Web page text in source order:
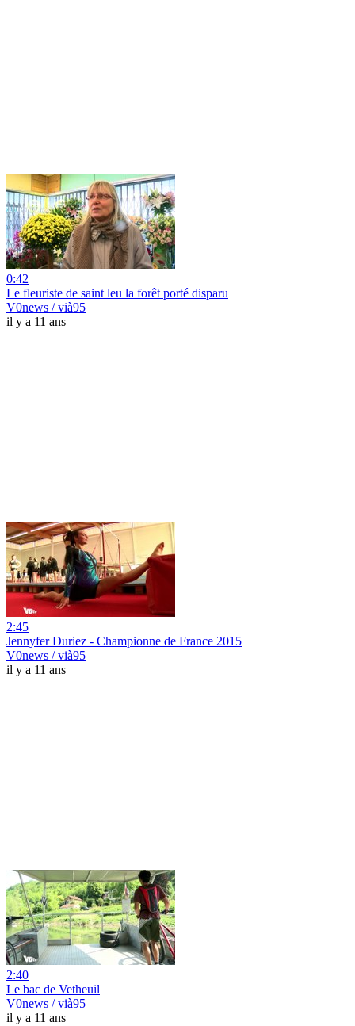
0:42
Le fleuriste de saint leu la forêt porté disparu
V0news / vià95
il y a 11 ans
2:45
Jennyfer Duriez - Championne de France 2015
V0news / vià95
il y a 11 ans
2:40
Le bac de Vetheuil
V0news / vià95
il y a 11 ans